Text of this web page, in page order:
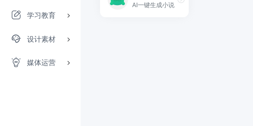
学习教育
设计素材
媒体运营
AI一键生成小说